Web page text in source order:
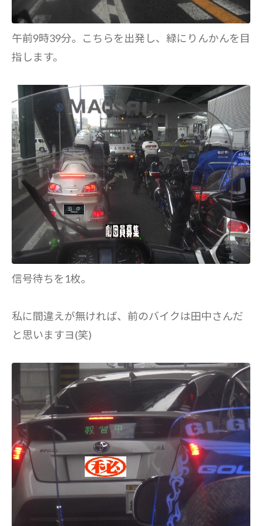
午前9時39分。こちらを出発し、緑にりんかんを目
指します。
信号待ちを1枚。
私に間違えが無ければ、前のバイクは田中さんだ
と思いますヨ(笑)